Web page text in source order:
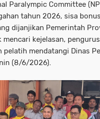
Paralympic Committee
tahun 2026, sisa
dijanjikan Pemerintah
kejelasan,
mendatangi Dinas
(8/6/2026).